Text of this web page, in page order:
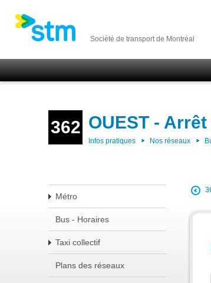
Société de transport de Montréal
362 OUEST - Arrêt
Infos pratiques Nos réseaux
Métro
Bus - Horaires
Taxi collectif
Plans des réseaux